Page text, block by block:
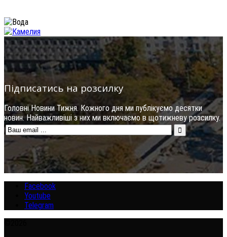
Підписатись на розсилку
Головні Новини Тижня. Кожного дня ми публікуємо десятки
новин. Найважливіші з них ми включаємо в щотижневу розсилку.
Facebook
Youtube
Telegram